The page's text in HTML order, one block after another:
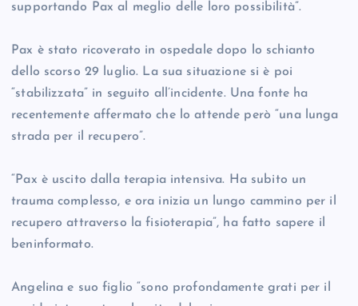
supportando Pax al meglio delle loro possibilità”.
Pax è stato ricoverato in ospedale dopo lo schianto
dello scorso 29 luglio. La sua situazione si è poi
“stabilizzata” in seguito all’incidente. Una fonte ha
recentemente affermato che lo attende però “una lunga
strada per il recupero”.
“Pax è uscito dalla terapia intensiva. Ha subito un
trauma complesso, e ora inizia un lungo cammino per il
recupero attraverso la fisioterapia”, ha fatto sapere il
beninformato.
Angelina e suo figlio “sono profondamente grati per il